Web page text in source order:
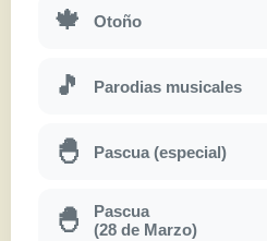
🍁 Otoño
🎵 Parodias musicales
🐣 Pascua (especial)
🐣
Pascua
(28 de Marzo)